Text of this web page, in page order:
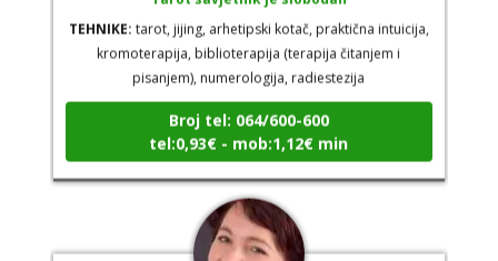
kromoterapija, biblioterapija (terapija čitanjem i
pisanjem), numerologija, radiestezija
Broj tel: 064/600-600
tel:0,93€ - mob:1,12€ min